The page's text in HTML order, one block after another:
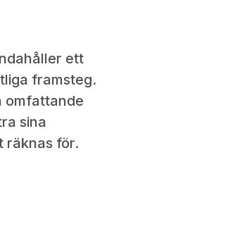
ett
framsteg.
omfattande
sina
räknas för.